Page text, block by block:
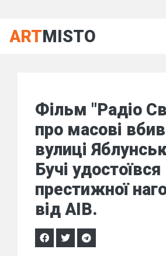
ARTMISTO
Фільм "Радіо
про масові
вулиці
Бучі удостоївся
престижної
від AIB.